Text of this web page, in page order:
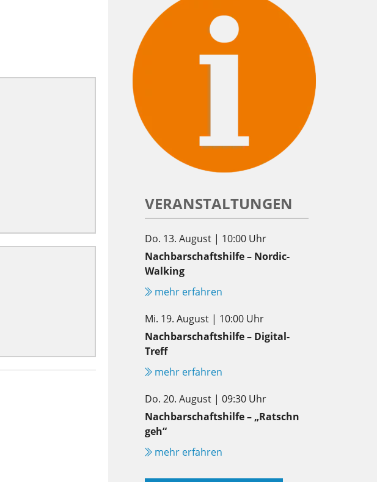
VERANSTALTUNGEN
Do. 13. August | 10:00 Uhr
Nachbarschaftshilfe – Nordic-
Walking
mehr erfahren
Mi. 19. August | 10:00 Uhr
Nachbarschaftshilfe – Digital-
Treff
mehr erfahren
Do. 20. August | 09:30 Uhr
Nachbarschaftshilfe – „Ratschn
geh“
mehr erfahren